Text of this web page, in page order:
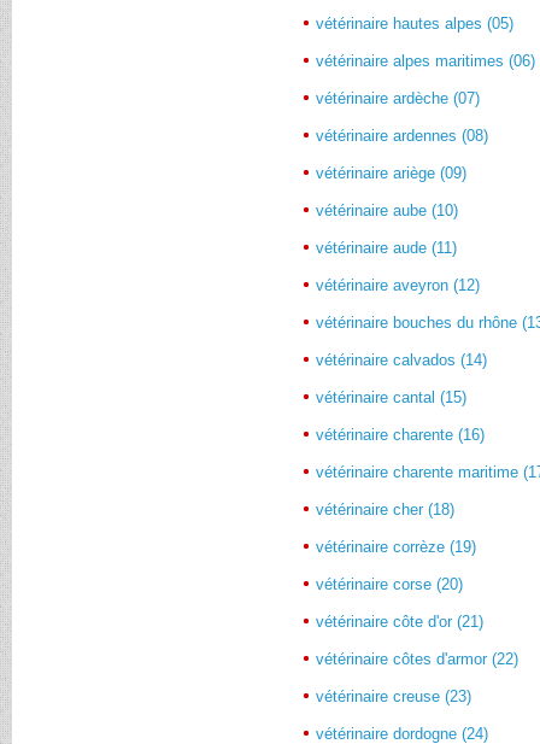
vétérinaire hautes alpes (05)
vétérinaire alpes maritimes (06)
vétérinaire ardèche (07)
vétérinaire ardennes (08)
vétérinaire ariège (09)
vétérinaire aube (10)
vétérinaire aude (11)
vétérinaire aveyron (12)
vétérinaire bouches du rhône
vétérinaire calvados (14)
vétérinaire cantal (15)
vétérinaire charente (16)
vétérinaire charente maritime
vétérinaire cher (18)
vétérinaire corrèze (19)
vétérinaire corse (20)
vétérinaire côte d'or (21)
vétérinaire côtes d'armor (22)
vétérinaire creuse (23)
vétérinaire dordogne (24)